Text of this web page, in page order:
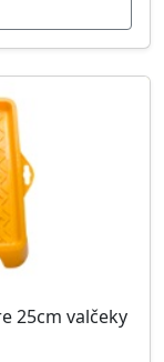
25cm valčeky